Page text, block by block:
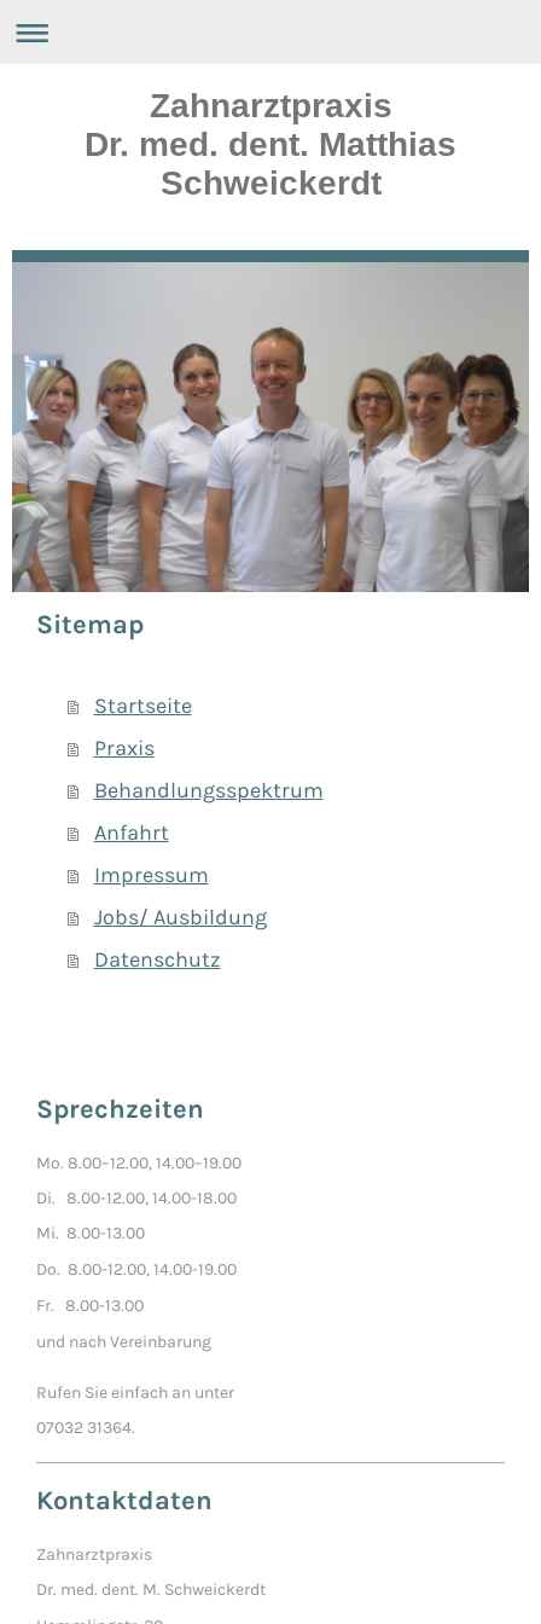
Zahnarztpraxis
Dr. med. dent. Matthias
Schweickerdt
Sitemap
Startseite
Praxis
Behandlungsspektrum
Anfahrt
Impressum
Jobs/ Ausbildung
Datenschutz
Sprechzeiten
Mo. 8.00–12.00, 14.00–19.00
Di. 8.00-12.00, 14.00-18.00
Mi. 8.00-13.00
Do. 8.00-12.00, 14.00-19.00
Fr. 8.00-13.00
und nach Vereinbarung
Rufen Sie einfach an unter
07032 31364.
Kontaktdaten
Zahnarztpraxis
Dr. med. dent. M. Schweickerdt